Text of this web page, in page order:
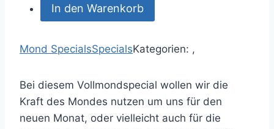
In den Warenkorb
Mond SpecialsSpecialsKategorien: ,
Bei diesem Vollmondspecial wollen wir die
Kraft des Mondes nutzen um uns für den
neuen Monat, oder vielleicht auch für die